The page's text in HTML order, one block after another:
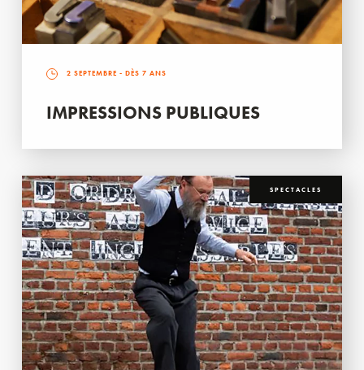
2 SEPTEMBRE - DÈS 7 ANS
IMPRESSIONS PUBLIQUES
SPECTACLES